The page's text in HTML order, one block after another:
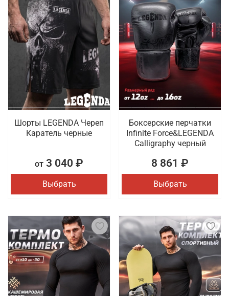
Шорты LEGENDA Череп
Каратель черные
от 3 040 ₽
Выбрать
Боксерские перчатки
Infinite Force&LEGENDA
Calligraphy черный
8 861 ₽
Выбрать